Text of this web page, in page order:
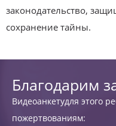
законодательство,
сохранение тайны.
Благодарим
Видеоанкетудля этого
пожертвованиям: